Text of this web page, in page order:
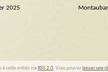
2025
à cette entrés viaRSS 2.0. Vous pouvezlaisser une